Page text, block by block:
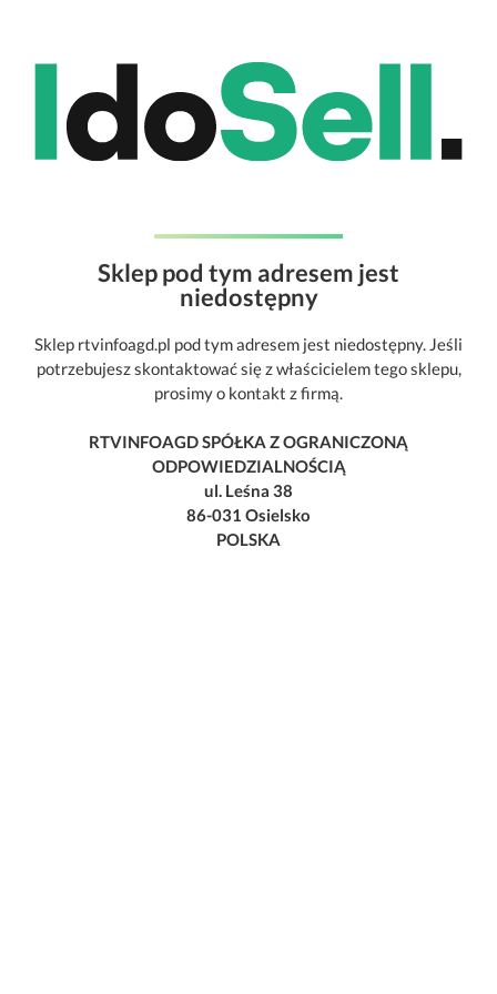
Sklep pod tym adresem jest
niedostępny
Sklep rtvinfoagd.pl pod tym adresem jest niedostępny. Jeśli
potrzebujesz skontaktować się z właścicielem tego sklepu,
prosimy o kontakt z firmą.
RTVINFOAGD SPÓŁKA Z OGRANICZONĄ
ODPOWIEDZIALNOŚCIĄ
ul. Leśna 38
86-031 Osielsko
POLSKA